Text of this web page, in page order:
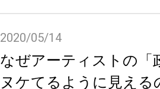
2020/05/14
なぜアーティストの「
ヌケてるように見える